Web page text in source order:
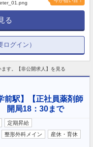
る
グイン）
前駅】【正社員薬剤師
開局18：30まで
定期昇給
整形外科メイン 産休・育休